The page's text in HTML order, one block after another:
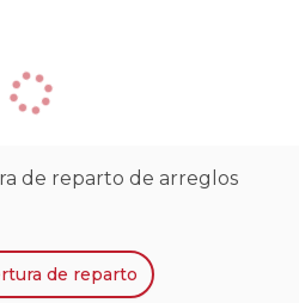
de reparto de arreglos
de reparto